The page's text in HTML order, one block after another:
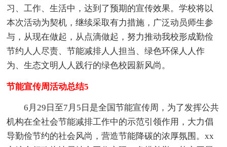
习、工作、生活中，达到了预期的宣传效果。学校将以
本次活动为契机，继续采取有力措施，广泛动员师生参
与，从现在做起，从点滴做起，努力推动我校形成勤俭
节约人人尽责、节能减排人人担当、绿色环保人人作
为、生态文明人人践行的绿色校园新风尚。
节能宣传周活动总结5
6月29日至7月5日是全国节能宣传周，为了发挥公共
机构在全社会节能减排工作中的示范引领作用，大力倡
导勤俭节约的社会风尚，营造节能降碳的浓厚氛围。xx